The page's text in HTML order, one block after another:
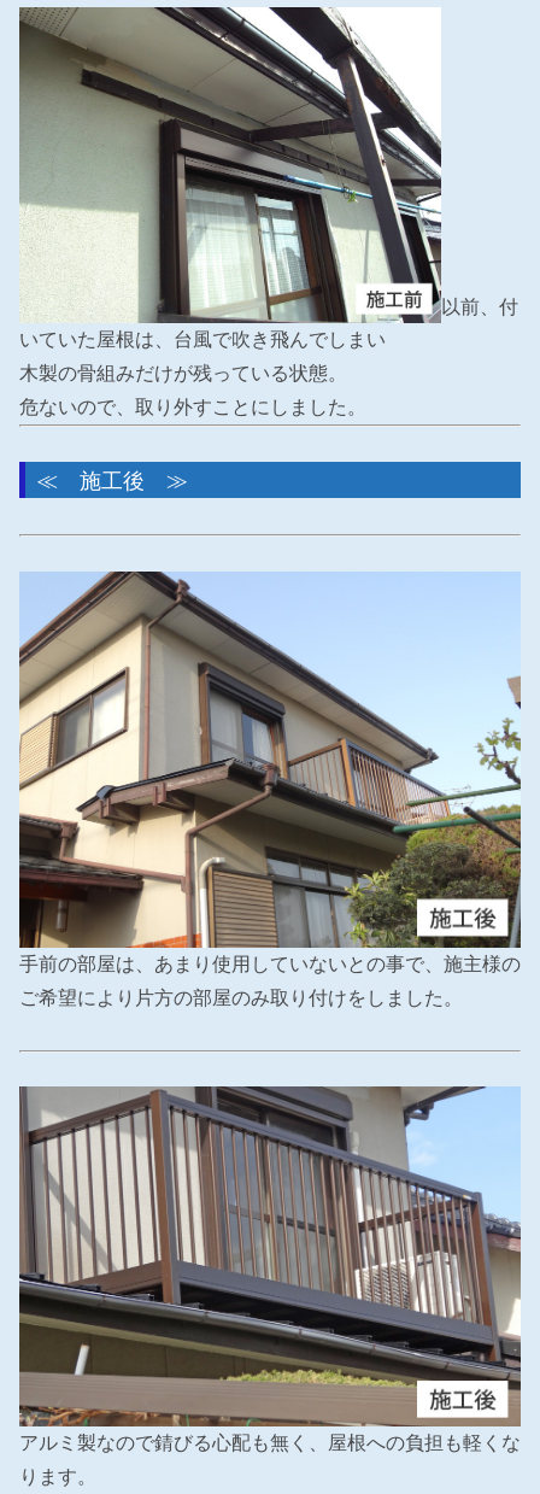
以前、付
いていた屋根は、台風で吹き飛んでしまい
木製の骨組みだけが残っている状態。
危ないので、取り外すことにしました。
≪ 施工後 ≫
手前の部屋は、あまり使用していないとの事で、施主様の
ご希望により片方の部屋のみ取り付けをしました。
アルミ製なので錆びる心配も無く、屋根への負担も軽くな
ります。